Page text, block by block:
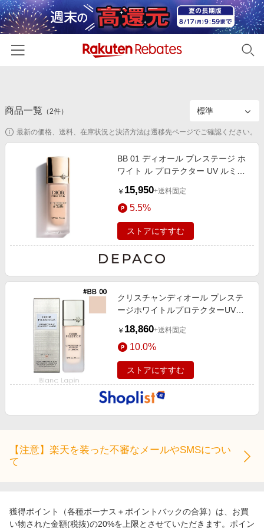
カテゴリー一覧
百貨店・総合ECモール
ファッション・インナー・小物
食品・スイーツ・お酒
日用品・キッチン用品
キッズ・ベビー用品
スポーツ・アウトドア・ゴルフ
ペット・花・DIY・車
旅行・レジャー・ホテル予約
生活・お役立ち
金融・マネー・保険
イベント一覧
リーベイツ注目ストア
初回購入者限定特典
対象ストア新規限定特典
新着ストアのご紹介
電子書籍特集
楽天サービス特集
旅行特集
わくわく夏特集
とことん買い物チャレンジ
Apple公式サイト×楽天カード分割払い
Qoo10メガポ
Samsung ボーナスキャンペーン
週末の高還元 夏の長期版
ヘルプ
友達紹介
楽天IDでログイン/会員登録
商品一覧 （2件）
最新の価格、送料、在庫状況と決済方法は遷移先ページでご確認ください。
BB 01 ディオール プレステージ ホ
ワイト ル プロテクター UV ルミエ
￥ 15,950+送料固定
5.5%
ストアにすすむ
クリスチャンディオール プレステ
ージホワイトルプロテクターUVル
￥ 18,860+送料固定
10.0%
ストアにすすむ
【注意】楽天を装った不審なメールやSMSについ
て
獲得ポイント（各種ボーナス＋ポイントバックの合算）は、お買
い物された金額(税抜)の20%を上限とさせていただきます。ポイン